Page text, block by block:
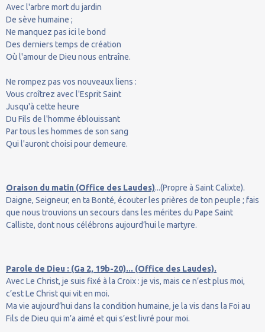
Avec l'arbre mort du jardin
De sève humaine ;
Ne manquez pas ici le bond
Des derniers temps de création
Où l'amour de Dieu nous entraîne.
Ne rompez pas vos nouveaux liens :
Vous croîtrez avec l'Esprit Saint
Jusqu'à cette heure
Du Fils de l'homme éblouissant
Par tous les hommes de son sang
Qui l'auront choisi pour demeure.
Oraison du matin (Office des Laudes)...(Propre à Saint Calixte).
Daigne, Seigneur, en ta Bonté, écouter les prières de ton peuple ; fais
que nous trouvions un secours dans les mérites du Pape Saint
Calliste, dont nous célébrons aujourd’hui le martyre.
Parole de Dieu : (Ga 2, 19b-20)... (Office des Laudes).
Avec Le Christ, je suis fixé à la Croix : je vis, mais ce n’est plus moi,
c’est Le Christ qui vit en moi.
Ma vie aujourd’hui dans la condition humaine, je la vis dans la Foi au
Fils de Dieu qui m’a aimé et qui s’est livré pour moi.